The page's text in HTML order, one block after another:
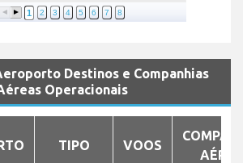
1 2 3 4 5 6 7 8
Destinos e Companhias
Operacionais
TIPO VOOS